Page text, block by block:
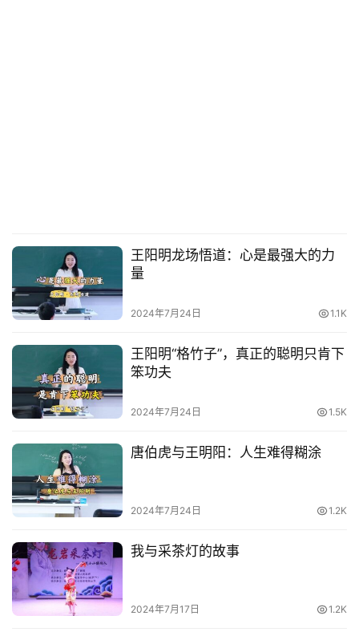
王阳明龙场悟道：心是最强大的力
量
2024年7月24日 1.1K
王阳明“格竹子”，真正的聪明只肯下
笨功夫
2024年7月24日 1.5K
唐伯虎与王明阳：人生难得糊涂
2024年7月24日 1.2K
我与采茶灯的故事
2024年7月17日 1.2K